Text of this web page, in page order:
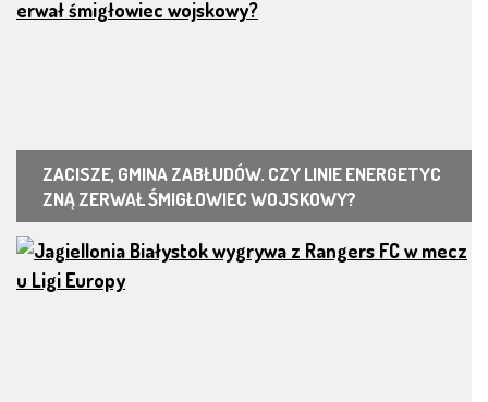
ZACISZE, GMINA ZABŁUDÓW. CZY LINIE ENERGETYC
ZNĄ ZERWAŁ ŚMIGŁOWIEC WOJSKOWY?